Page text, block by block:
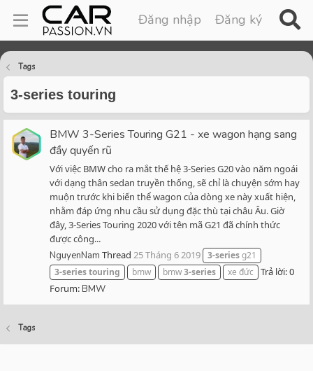
Đăng nhập Đăng ký
Tags
3-series touring
BMW 3-Series Touring G21 - xe wagon hạng sang
đầy quyến rũ
Với việc BMW cho ra mắt thế hệ 3-Series G20 vào năm ngoái
với dạng thân sedan truyền thống, sẽ chỉ là chuyện sớm hay
muộn trước khi biến thể wagon của dòng xe này xuất hiện,
nhằm đáp ứng nhu cầu sử dụng đặc thù tại châu Âu. Giờ
đây, 3-Series Touring 2020 với tên mã G21 đã chính thức
được công...
NguyenNam Thread 25 Tháng 6 2019 3-seriesg21
3-seriestouring bmw bmw3-series xe đức
Trả lời: 0
Forum:BMW
Tags